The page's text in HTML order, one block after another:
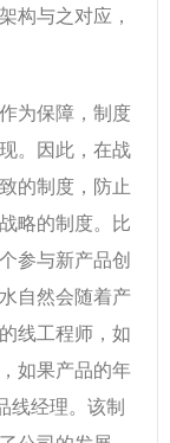
构与之对应，
为保障，制度
。因此，在战
的制度，防止
略的制度。比
参与新产品创
自然会随着产
线工程师，如
如果产品的年
线经理。该制